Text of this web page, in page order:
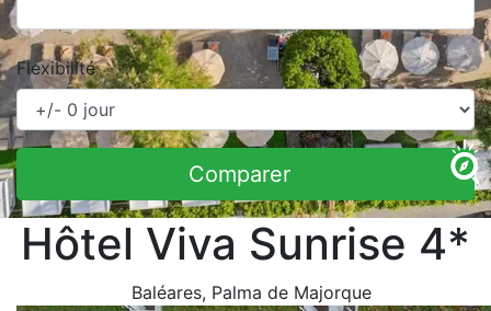
Flexibilité
Comparer
Hôtel Viva Sunrise 4*
Baléares, Palma de Majorque